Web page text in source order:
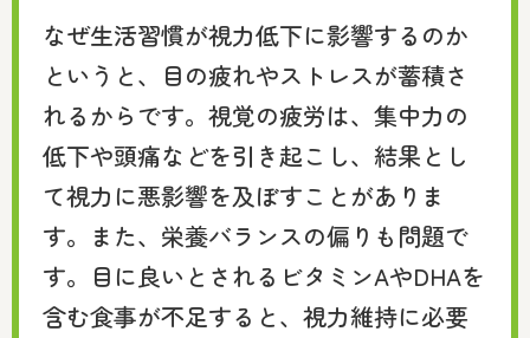
なぜ生活習慣が視力低下に影響するのか
というと、目の疲れやストレスが蓄積さ
れるからです。視覚の疲労は、集中力の
低下や頭痛などを引き起こし、結果とし
て視力に悪影響を及ぼすことがありま
す。また、栄養バランスの偏りも問題で
す。目に良いとされるビタミンAやDHAを
含む食事が不足すると、視力維持に必要